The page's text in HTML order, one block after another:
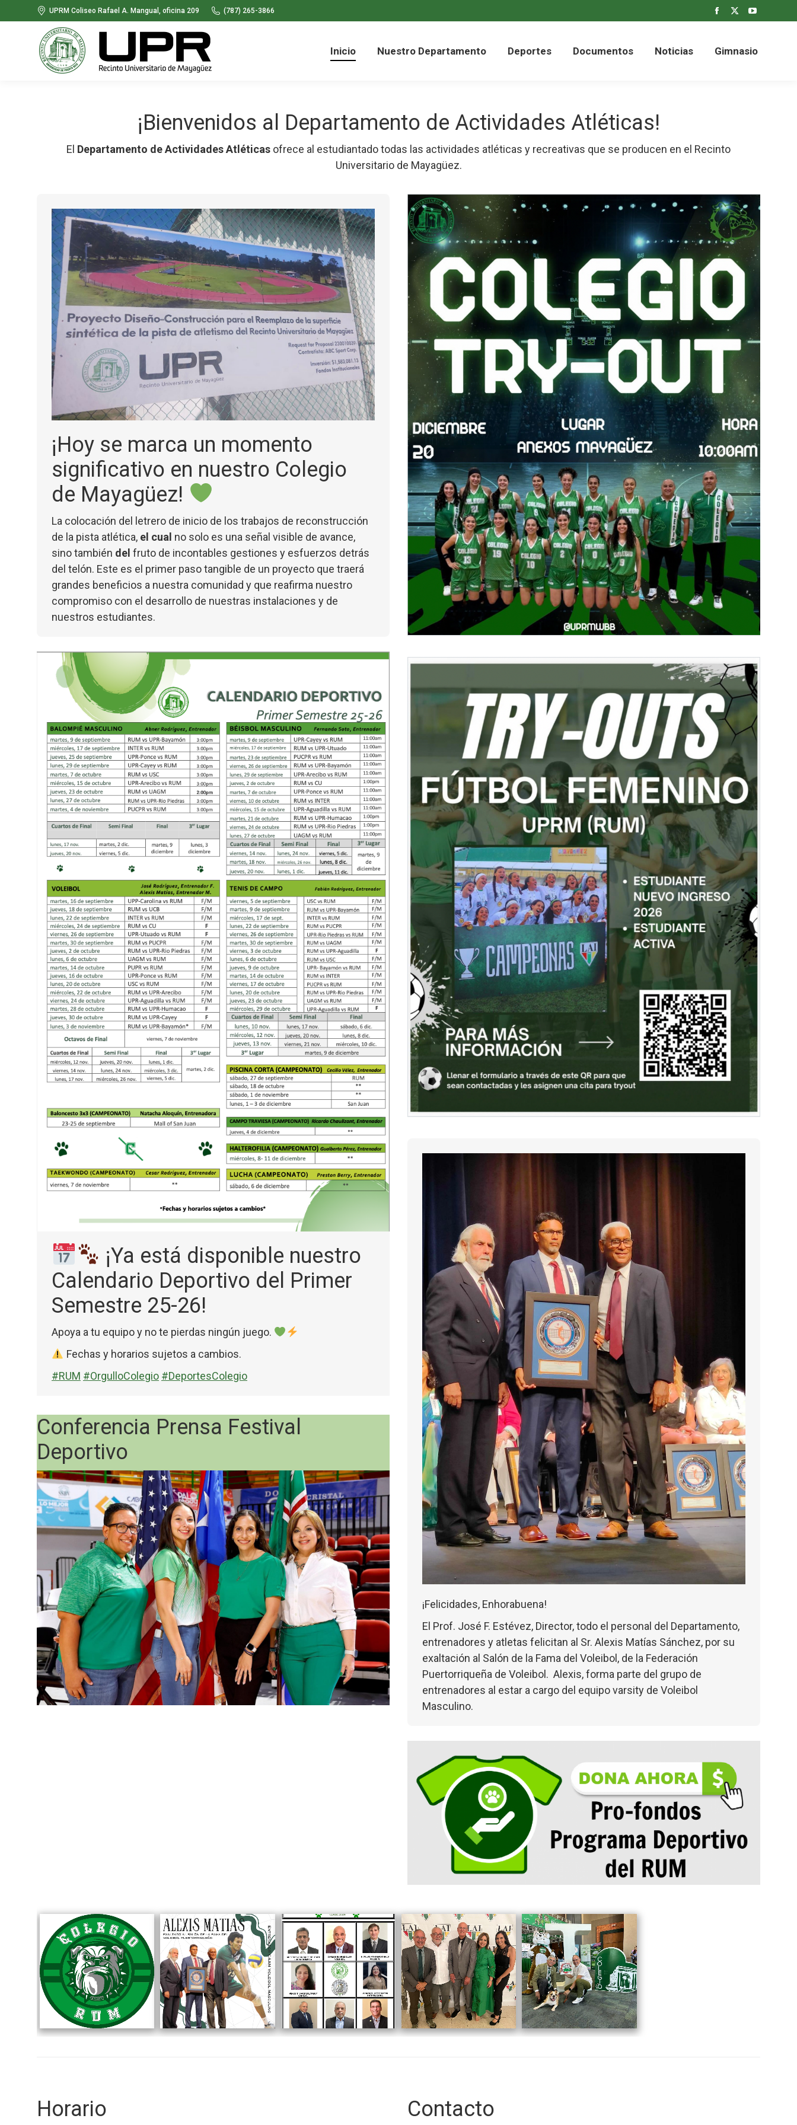
UPRM Coliseo Rafael A. Mangual, oficina 209 (787) 265-3866
Facebook
opens
X
opens
YouTube
opens
Inicio Nuestro Departamento Deportes Documentos Noticias Gimnasio
¡Bienvenidos al Departamento de Actividades Atléticas!
El Departamento de Actividades Atléticas ofrece al estudiantado todas las actividades atléticas y recreativas que se producen en el Recinto
Universitario de Mayagüez.
¡Hoy se marca un momento
significativo en nuestro Colegio
de Mayagüez!
La colocación del letrero de inicio de los trabajos de reconstrucción
de la pista atlética, el cual no solo es una señal visible de avance,
sino también del fruto de incontables gestiones y esfuerzos detrás
del telón. Este es el primer paso tangible de un proyecto que traerá
grandes beneficios a nuestra comunidad y que reafirma nuestro
compromiso con el desarrollo de nuestras instalaciones y de
nuestros estudiantes.
¡Ya está disponible nuestro
Calendario Deportivo del Primer
Semestre 25-26!
Apoya a tu equipo y no te pierdas ningún juego.
Fechas y horarios sujetos a cambios.
#RUM #OrgulloColegio #DeportesColegio
Conferencia Prensa Festival
Deportivo
¡Felicidades, Enhorabuena!
El Prof. José F. Estévez, Director, todo el personal del Departamento,
entrenadores y atletas felicitan al Sr. Alexis Matías Sánchez, por su
exaltación al Salón de la Fama del Voleibol, de la Federación
Puertorriqueña de Voleibol. Alexis, forma parte del grupo de
entrenadores al estar a cargo del equipo varsity de Voleibol
Masculino.
Horario Contacto